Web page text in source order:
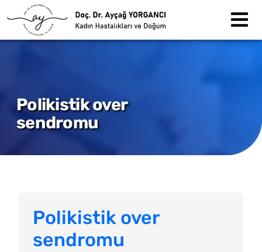
Skip to main content
Polikistik over
sendromu
Polikistik over
sendromu